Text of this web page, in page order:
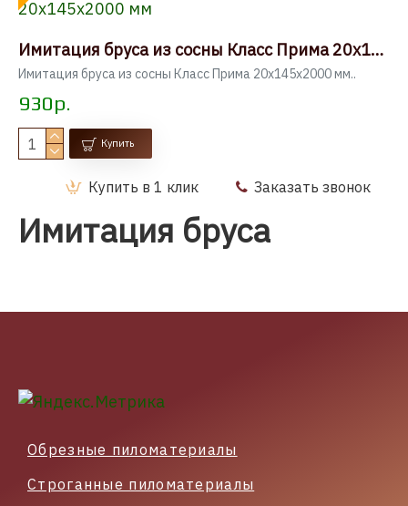
Имитация бруса
Имитация бруса из сосны Класс Прима 20x145x2000 мм
Имитация бруса из сосны Класс Прима 20x145x2000 мм..
930р.
Купить
Купить в 1 клик Заказать звонок
Обрезные пиломатериалы
Строганные пиломатериалы